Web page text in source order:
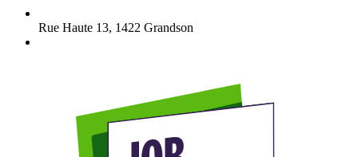
Rue Haute 13, 1422 Grandson